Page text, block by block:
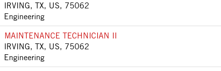
IRVING, TX, US, 75062
Engineering
MAINTENANCE TECHNICIAN II
IRVING, TX, US, 75062
Engineering